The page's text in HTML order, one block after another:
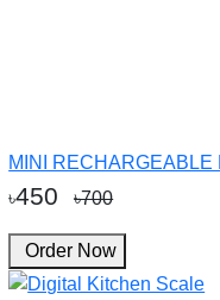
MINI RECHARGEABLE
৳450 ৳700
Order Now